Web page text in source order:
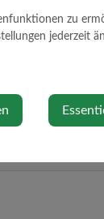
von09.00 bis
zu
jederzeit